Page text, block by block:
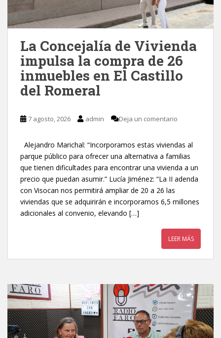
La Concejalía de Vivienda
impulsa la compra de 26
inmuebles en El Castillo
del Romeral
7 agosto, 2026 admin Deja un comentario
Alejandro Marichal: “Incorporamos estas viviendas al
parque público para ofrecer una alternativa a familias
que tienen dificultades para encontrar una vivienda a un
precio que puedan asumir.” Lucía Jiménez: “La II adenda
con Visocan nos permitirá ampliar de 20 a 26 las
viviendas que se adquirirán e incorporamos 6,5 millones
adicionales al convenio, elevando […]
LEER MÁS